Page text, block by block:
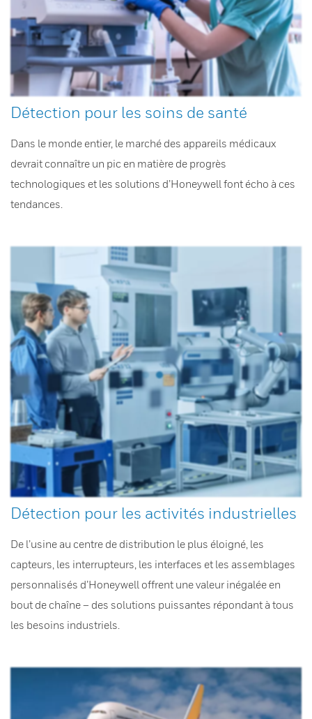
Détection pour les soins de santé
Dans le monde entier, le marché des appareils médicaux
devrait connaître un pic en matière de progrès
technologiques et les solutions d’Honeywell font écho à ces
tendances.
Détection pour les activités industrielles
De l’usine au centre de distribution le plus éloigné, les
capteurs, les interrupteurs, les interfaces et les assemblages
personnalisés d’Honeywell offrent une valeur inégalée en
bout de chaîne – des solutions puissantes répondant à tous
les besoins industriels.